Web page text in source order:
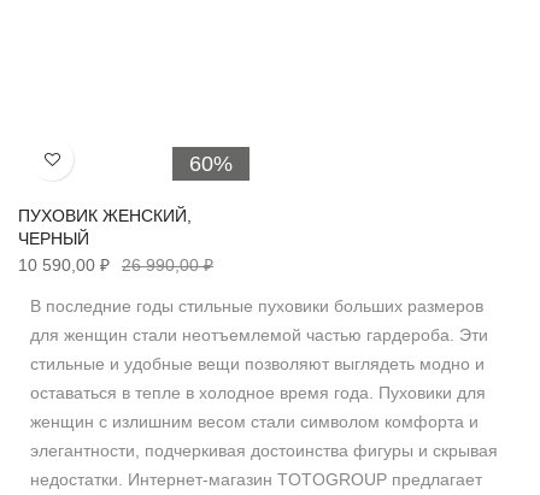
60%
Хочу!
ПУХОВИК ЖЕНСКИЙ,
ЧЕРНЫЙ
10 590,00 ₽
26 990,00 ₽
В последние годы стильные пуховики больших размеров
для женщин стали неотъемлемой частью гардероба. Эти
стильные и удобные вещи позволяют выглядеть модно и
оставаться в тепле в холодное время года. Пуховики для
женщин с излишним весом стали символом комфорта и
элегантности, подчеркивая достоинства фигуры и скрывая
недостатки. Интернет-магазин TOTOGROUP предлагает